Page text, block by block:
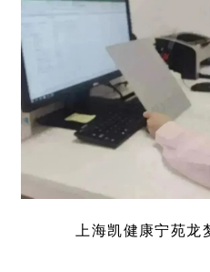
上海凯健康宁苑龙